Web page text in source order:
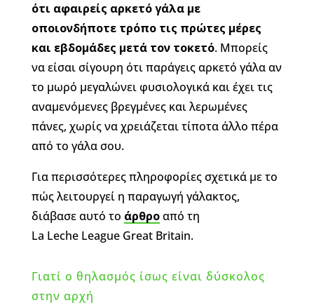
ότι αφαιρείς αρκετό γάλαμε
οποιονδήποτε τρόπο τις πρώτες μέρες
και εβδομάδες μετά τον τοκετό. Μπορείς
να είσαι σίγουρη ότι παράγεις αρκετό γάλα αν
το μωρό μεγαλώνει φυσιολογικά και έχει τις
αναμενόμενες βρεγμένες και λερωμένες
πάνες, χωρίς να χρειάζεται τίποτα άλλο πέρα
από το γάλα σου.
Για περισσότερες πληροφορίες σχετικά με το
πώς λειτουργεί η παραγωγή γάλακτος,
διάβασε αυτό το άρθροαπό τη
La Leche League Great Britain.
Γιατί ο θηλασμός ίσως είναι δύσκολος
στην αρχή